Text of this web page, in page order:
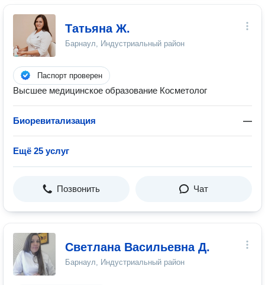
Татьяна Ж.
Барнаул, Индустриальный район
Паспорт проверен
Высшее медицинское образование Косметолог
Биоревитализация —
Ещё 25 услуг
Позвонить Чат
Светлана Васильевна Д.
Барнаул, Индустриальный район